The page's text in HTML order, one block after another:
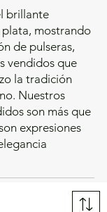
brillante
mostrando
de pulseras,
vendidos que
la tradición
Nuestros
son más que
expresiones